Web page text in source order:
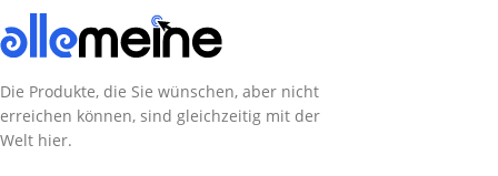
Die Produkte, die Sie wünschen, aber nicht
erreichen können, sind gleichzeitig mit der
Welt hier.